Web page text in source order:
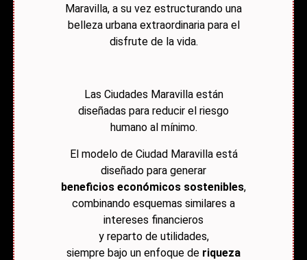
Maravilla, a su vez estructurando una
belleza urbana extraordinaria para el
disfrute de la vida.
Las Ciudades Maravilla están
diseñadas para reducir el riesgo
humano al mínimo.
El modelo de Ciudad Maravilla está
diseñado para generar
beneficios económicos sostenibles,
combinando esquemas similares a
intereses financieros
y reparto de utilidades,
siempre bajo un enfoque de riqueza